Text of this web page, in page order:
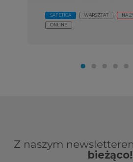
SAFETICA WARSZTAT
NA
ONLINE
Z naszym
bieżąco!